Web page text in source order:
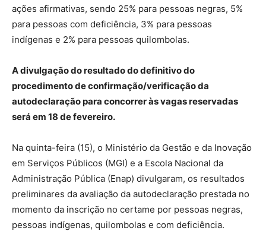
ações afirmativas, sendo 25% para pessoas negras, 5%
para pessoas com deficiência, 3% para pessoas
indígenas e 2% para pessoas quilombolas.
A divulgação do resultado do definitivo do
procedimento de confirmação/verificação da
autodeclaração para concorrer às vagas reservadas
será em 18 de fevereiro.
Na quinta-feira (15), o Ministério da Gestão e da Inovação
em Serviços Públicos (MGI) e a Escola Nacional da
Administração Pública (Enap) divulgaram, os resultados
preliminares da avaliação da autodeclaração prestada no
momento da inscrição no certame por pessoas negras,
pessoas indígenas, quilombolas e com deficiência.